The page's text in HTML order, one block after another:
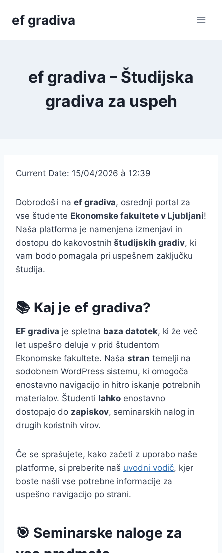
ef gradiva
ef gradiva – Študijska
gradiva za uspeh
Current Date: 15/04/2026 à 12:39
Dobrodošli na ef gradiva, osrednji portal za
vse študente Ekonomske fakultete v Ljubljani!
Naša platforma je namenjena izmenjavi in
dostopu do kakovostnih študijskih gradiv, ki
vam bodo pomagala pri uspešnem zaključku
študija.
📚 Kaj je ef gradiva?
EF gradiva je spletna baza datotek, ki že več
let uspešno deluje v prid študentom
Ekonomske fakultete. Naša stran temelji na
sodobnem WordPress sistemu, ki omogoča
enostavno navigacijo in hitro iskanje potrebnih
materialov. Študenti lahko enostavno
dostopajo do zapiskov, seminarskih nalog in
drugih koristnih virov.
Če se sprašujete, kako začeti z uporabo naše
platforme, si preberite naš uvodni vodič, kjer
boste našli vse potrebne informacije za
uspešno navigacijo po strani.
🎯 Seminarske naloge za